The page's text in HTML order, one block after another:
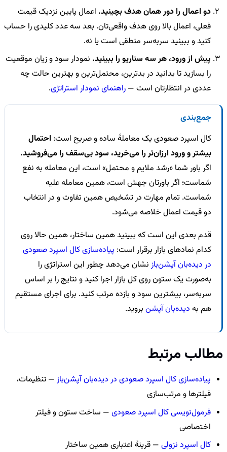
دو اعمال را دور همان هدف بچینید. اعمال پایین نزدیک قیمت
فعلی، اعمال بالا روی هدف واقعی‌تان. بعد سه عدد کلیدی را حساب
کنید و ببینید سربه‌سر منطقی است یا نه.
پیش از ورود، هر سه سناریو را ببینید. نمودار سود و زیان موقعیت
را بسازید تا بدانید در بدترین، محتمل‌ترین و بهترین حالت چه
عددی در انتظارتان است — راهنمای نمودار استراتژی.
جمع‌بندی
کال اسپرد صعودی یک معاملهٔ ساده و صریح است: احتمال
بیشتر و ورود ارزان‌تر را می‌خرید، سود بی‌سقف را می‌فروشید.
اگر باور شما «رشد ملایم و محتمل» است، این معامله به نفع
شماست؛ اگر باورتان جهش است، همین معامله علیه
شماست. تمام مهارت در تشخیص همین تفاوت و در انتخاب
دو قیمت اعمال خلاصه می‌شود.
قدم بعدی این است که ببینید همین ساختار، همین حالا روی
کدام نمادهای بازار برقرار است: پیاده‌سازی کال اسپرد صعودی
در دیده‌بان آپشن‌باز نشان می‌دهد چطور این استراتژی را
به‌صورت یک ستون روی کل بازار اجرا کنید و نتایج را بر اساس
سربه‌سر، بیشترین سود و بازده مرتب کنید. برای اجرای مستقیم
هم به دیده‌بان آپشن بروید.
مطالب مرتبط
پیاده‌سازی کال اسپرد صعودی در دیده‌بان آپشن‌باز — تنظیمات،
فیلترها و مرتب‌سازی
فرمول‌نویسی کال اسپرد صعودی — ساخت ستون و فیلتر
اختصاصی
کال اسپرد نزولی — قرینهٔ اعتباری همین ساختار